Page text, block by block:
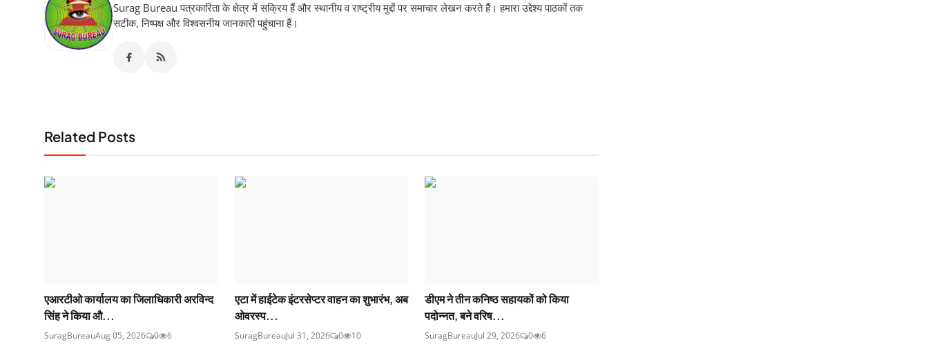
Surag Bureau पत्रकारिता के क्षेत्र में सक्रिय हैं और स्थानीय व राष्ट्रीय मुद्दों पर समाचार लेखन करते हैं। हमारा उद्देश्य पाठकों तक
सटीक, निष्पक्ष और विश्वसनीय जानकारी पहुंचाना हैं।
Related Posts
एआरटीओ कार्यालय का जिलाधिकारी अरविन्द
सिंह ने किया औ...
SuragBureauAug 05, 2026 0 6
एटा में हाईटेक इंटरसेप्टर वाहन का शुभारंभ, अब
ओवरस्प...
SuragBureauJul 31, 2026 0 10
डीएम ने तीन कनिष्ठ सहायकों को किया
पदोन्नत, बने वरिष...
SuragBureauJul 29, 2026 0 6